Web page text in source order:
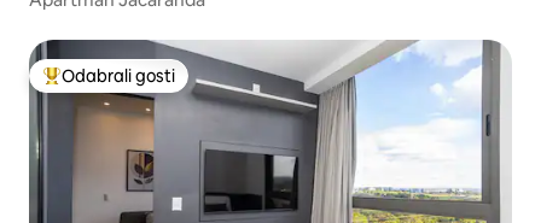
Među najviše rangiranima s oznakom „Odabrali gosti”
Odabrali gosti